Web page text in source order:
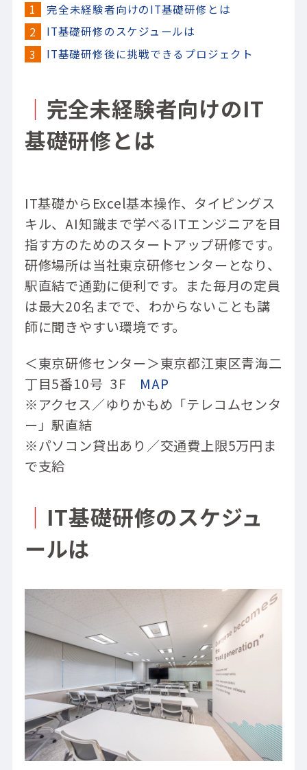
完全未経験者向けのIT基礎研修とは
IT基礎研修のスケジュールは
IT基礎研修後に挑戦できるプロジェクト
｜ 完全未経験者向けのIT
基礎研修とは
IT基礎からExcel基本操作、タイピングス
キル、AI知識まで学べるITエンジニアを目
指す方のためのスタートアップ研修です。
研修場所は当社東京研修センターとなり、
駅直結で通勤に便利です。また毎月の定員
は最大20名までで、わからないことも講
師に聞きやすい環境です。
＜東京研修センター＞東京都江東区青海二
丁目5番10号 3F MAP
※アクセス／ゆりかもめ「テレコムセンタ
ー」駅直結
※パソコン貸出あり／交通費上限5万円ま
で支給
｜ IT基礎研修のスケジュ
ールは